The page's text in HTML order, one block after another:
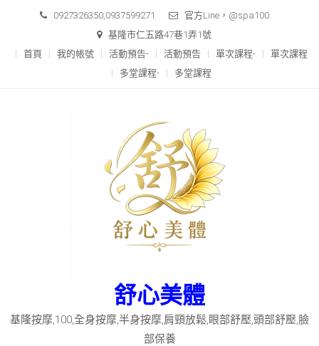
content
0927326350,0937599271
官方Line，@spa100
基隆市仁五路47巷1弄1號
首頁
我的帳號 活動預告- 活動預告 單次課程-
單次課程
多堂課程-
多堂課程
舒心美體
基隆按摩,100,全身按摩,半身按摩,肩頸放鬆,眼部舒壓,頭部舒壓,臉
部保養